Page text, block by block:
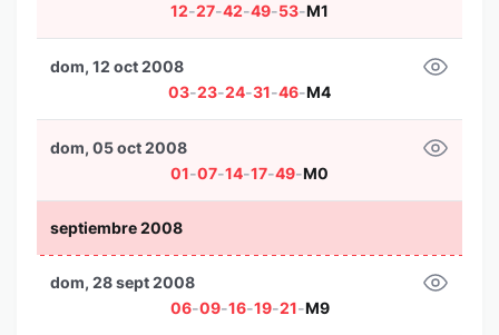
12-27-42-49-53-M1
03-23-24-31-46-M4
dom, 12 oct 2008
01-07-14-17-49-M0
dom, 05 oct 2008
septiembre 2008
06-09-16-19-21-M9
dom, 28 sept 2008